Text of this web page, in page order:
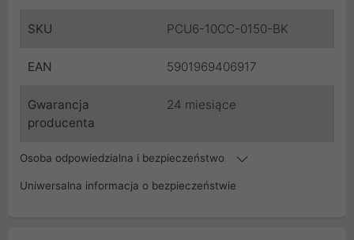
SKU PCU6-10CC-0150-BK
EAN 5901969406917
Gwarancja
producenta
24 miesiące
Osoba odpowiedzialna i bezpieczeństwo
Uniwersalna informacja o bezpieczeństwie